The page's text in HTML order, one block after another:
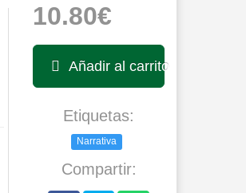
10.80€
Añadir al carrito
Etiquetas:
Narrativa
Compartir: